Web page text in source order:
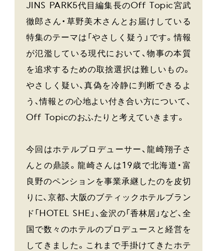
JINS PARK5代目編集長のOff Topic宮武
徹郎さん・草野美木さんとお届けしている
特集のテーマは「やさしく疑う」です。情報
が氾濫している現代において、物事の本質
を追求するための取捨選択は難しいもの。
やさしく疑い、真偽を冷静に判断できるよ
う、情報との心地よい付き合い方について、
Off Topicのおふたりと考えていきます。
今回はホテルプロデューサー、龍崎翔子さ
んとの鼎談。龍崎さんは19歳で北海道・富
良野のペンションを事業承継したのを皮切
りに、京都、大阪のブティックホテルブラン
ド「HOTEL SHE」、金沢の「香林居」など、全
国で数々のホテルのプロデュースと経営を
してきました。これまで手掛けてきたホテ